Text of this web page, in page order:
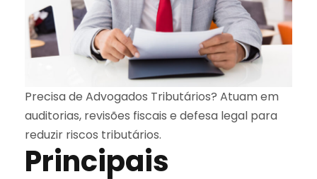
Precisa de Advogados Tributários? Atuam em
auditorias, revisões fiscais e defesa legal para
reduzir riscos tributários.
Principais